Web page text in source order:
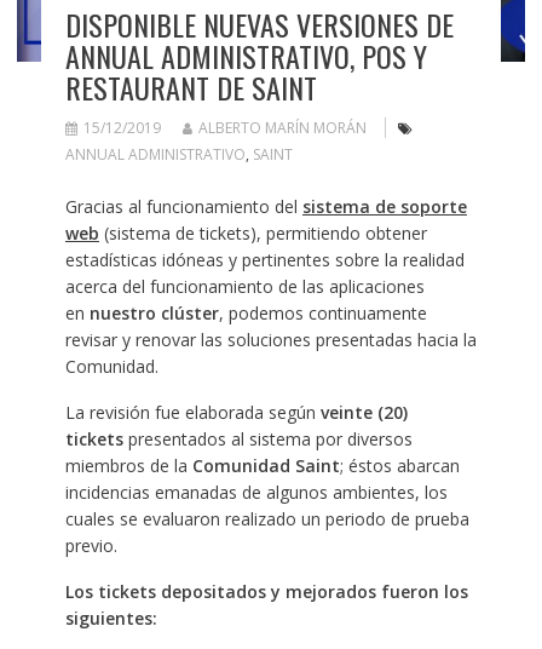
DISPONIBLE NUEVAS VERSIONES DE
ANNUAL ADMINISTRATIVO, POS Y
RESTAURANT DE SAINT
15/12/2019
ALBERTO MARÍN MORÁN
ANNUAL ADMINISTRATIVO, SAINT
Gracias al funcionamiento del sistema de soporte
web (sistema de tickets), permitiendo obtener
estadísticas idóneas y pertinentes sobre la realidad
acerca del funcionamiento de las aplicaciones
en nuestro clúster, podemos continuamente
revisar y renovar las soluciones presentadas hacia la
Comunidad.
La revisión fue elaborada según veinte (20)
ticketspresentados al sistema por diversos
miembros de la Comunidad Saint; éstos abarcan
incidencias emanadas de algunos ambientes, los
cuales se evaluaron realizado un periodo de prueba
previo.
Los tickets depositados y mejorados fueron los
siguientes: